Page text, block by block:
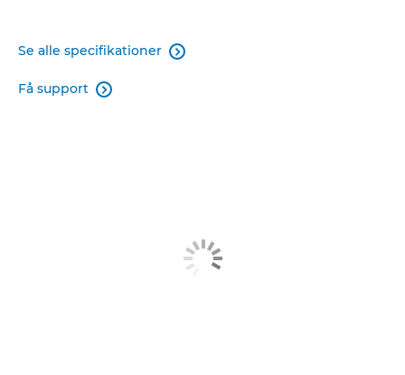
Se alle specifikationer 
Få support 